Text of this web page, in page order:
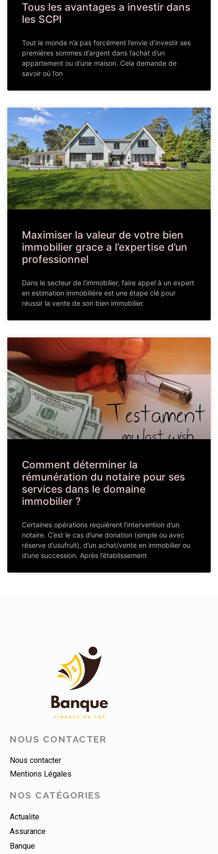
Tous les avantages a investir dans
les SCPI
Tout le monde n’a pas forcément l’envie d’investir ses
premières sommes d’argent dans l’achat d’un
appartement ou d’une maison. Cela demande de
savoir où l’on
Maximiser la valeur de votre bien
immobilier grace a l’expertise d’un
professionnel
Dans le secteur de l’immobilier, faire appel à un expert
en estimation immobilière est une étape clé pour
réussir la vente de son bien immobilier.
Comment déterminer la
rémunération du notaire pour ses
services dans le domaine
immobilier ?
Certaines opérations requièrent l’intervention d’un
notaire. C’est le cas d’une donation (simple ou avec
réserve d’usufruit), d’un achat/vente en immobilier ou
d’une succession. Après l’établissement
NOUS CONTACTER
Nous contacter
Mentions Légales
NOS CATÉGORIES
Actualite
Assurance
Banque